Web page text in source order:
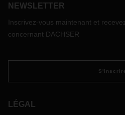
NEWSLETTER
Inscrivez-vous maintenant et
concernant DACHSER
LÉGAL